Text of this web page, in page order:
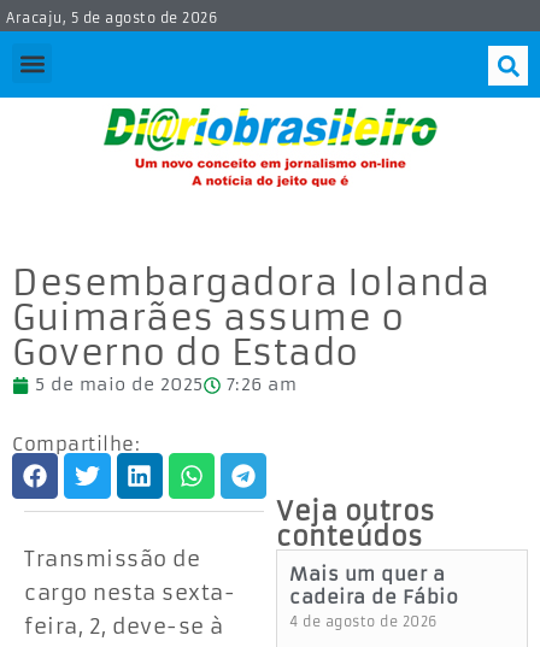
Aracaju, 5 de agosto de 2026
Desembargadora Iolanda
Guimarães assume o
Governo do Estado
5 de maio de 2025 7:26 am
Compartilhe:
Transmissão de
cargo nesta sexta-
feira, 2, deve-se à
Veja outros
conteúdos
Mais um quer a
cadeira de Fábio
4 de agosto de 2026